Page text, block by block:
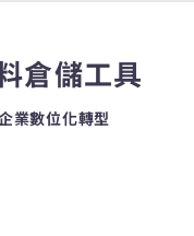
倉儲工具
業數位化轉型